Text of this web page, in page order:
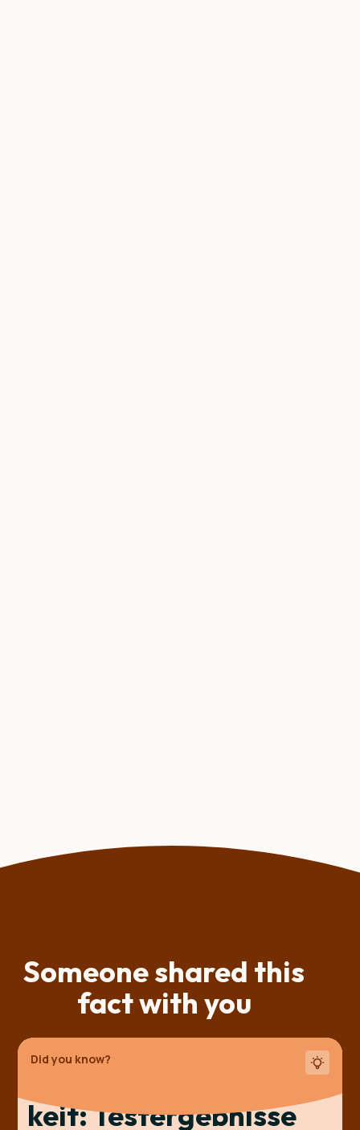
Someone shared this
fact with you
Did you know?
Aufguss­geschwindig­
keit: Test­ergebnisse